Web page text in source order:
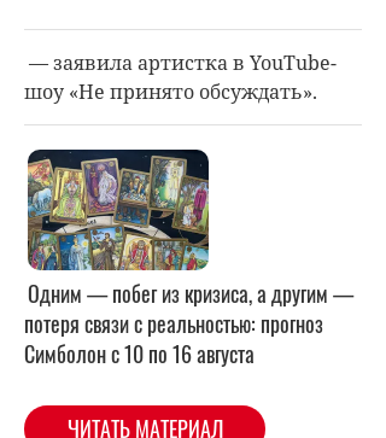
— заявила артистка в YouTube-
шоу «Не принято обсуждать».